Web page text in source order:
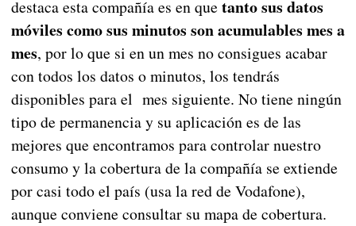
destaca esta compañía es en que tanto sus datos
móviles como sus minutos son acumulables mes a
mes, por lo que si en un mes no consigues acabar
con todos los datos o minutos, los tendrás
disponibles para el mes siguiente. No tiene ningún
tipo de permanencia y su aplicación es de las
mejores que encontramos para controlar nuestro
consumo y la cobertura de la compañía se extiende
por casi todo el país (usa la red de Vodafone),
aunque conviene consultar su mapa de cobertura.